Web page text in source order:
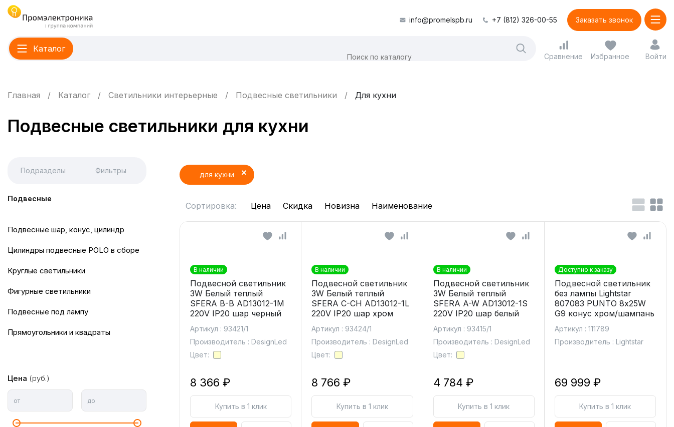
info@promelspb.ru +7 (812) 326-00-55 Заказать звонок
Каталог
Сравнение Избранное Войти
Главная Каталог Светильники интерьерные Подвесные светильники Для кухни
Подвесные светильники для кухни
Подразделы Фильтры
Подвесные
подвесные шар, конус, цилиндр
цилиндры подвесные POLO в сборе
круглые светильники
фигурные светильники
подвесные под лампу
прямоугольники и квадраты
Цена (руб.)
от до
для кухни
Сортировка: Цена Скидка Новизна Наименование
В наличии
Подвесной светильник
3W Белый теплый
SFERA B-B AD13012-1M
220V IP20 шар черный
Артикул : 93421/1
Производитель : DesignLed
Цвет:
8 366 ₽
Купить в 1 клик
В наличии
Подвесной светильник
3W Белый теплый
SFERA C-CH AD13012-1L
220V IP20 шар хром
Артикул : 93424/1
Производитель : DesignLed
Цвет:
8 766 ₽
Купить в 1 клик
В наличии
Подвесной светильник
3W Белый теплый
SFERA A-W AD13012-1S
220V IP20 шар белый
Артикул : 93415/1
Производитель : DesignLed
Цвет:
4 784 ₽
Купить в 1 клик
Доступно к заказу
Подвесной светильник
без лампы Lightstar
807083 PUNTO 8х25W
G9 конус хром/шампань
Артикул : 111789
Производитель : Lightstar
69 999 ₽
Купить в 1 клик